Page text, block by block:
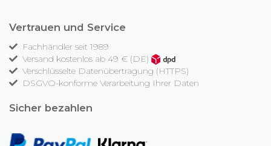
Vertrauen und Service
Fachhändler seit 1989
Versand kostenlos ab 49 € (DE)
Verschlüsselte Datenübertragung (HTTPS)
DSGVO-konforme Verarbeitung Ihrer Daten
Sicher bezahlen